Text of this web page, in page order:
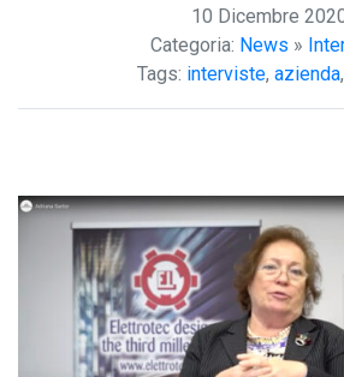
10 Dicembre
Categoria: News »
Tags: interviste, azienda,